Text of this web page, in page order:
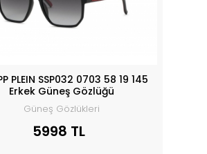
PLEIN SSP032 0703 58 19 145
Erkek Güneş Gözlüğü
Güneş Gözlükleri
5998 TL